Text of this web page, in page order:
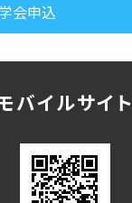
会申込
バイルサイト